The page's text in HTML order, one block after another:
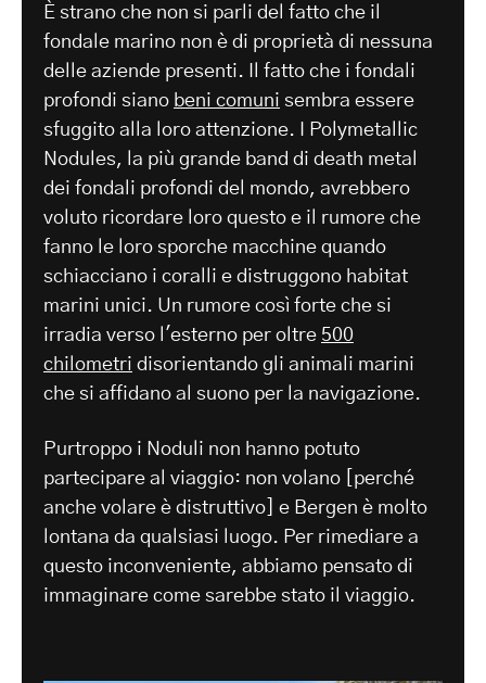
È strano che non si parli del fatto che il
fondale marino non è di proprietà di nessuna
delle aziende presenti. Il fatto che i fondali
profondi siano beni comuni sembra essere
sfuggito alla loro attenzione. I Polymetallic
Nodules, la più grande band di death metal
dei fondali profondi del mondo, avrebbero
voluto ricordare loro questo e il rumore che
fanno le loro sporche macchine quando
schiacciano i coralli e distruggono habitat
marini unici. Un rumore così forte che si
irradia verso l'esterno per oltre 500
chilometri disorientando gli animali marini
che si affidano al suono per la navigazione.
Purtroppo i Noduli non hanno potuto
partecipare al viaggio: non volano [perché
anche volare è distruttivo] e Bergen è molto
lontana da qualsiasi luogo. Per rimediare a
questo inconveniente, abbiamo pensato di
immaginare come sarebbe stato il viaggio.